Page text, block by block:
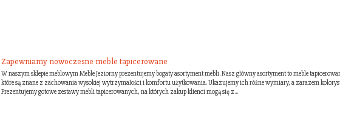
Zapewniamy nowoczesne meble tapicerowane
W naszym sklepie meblowym Meble Jeziorny prezentujemy bogaty asortyment mebli. Nasz główny asortyment to meble
które są znane z zachowania wysokiej wytrzymałości i komfortu użytkowania. Ukazujemy ich różne wymiary, a zarazem
Prezentujemy gotowe zestawy mebli tapicerowanych, na których zakup klienci mogą się z...